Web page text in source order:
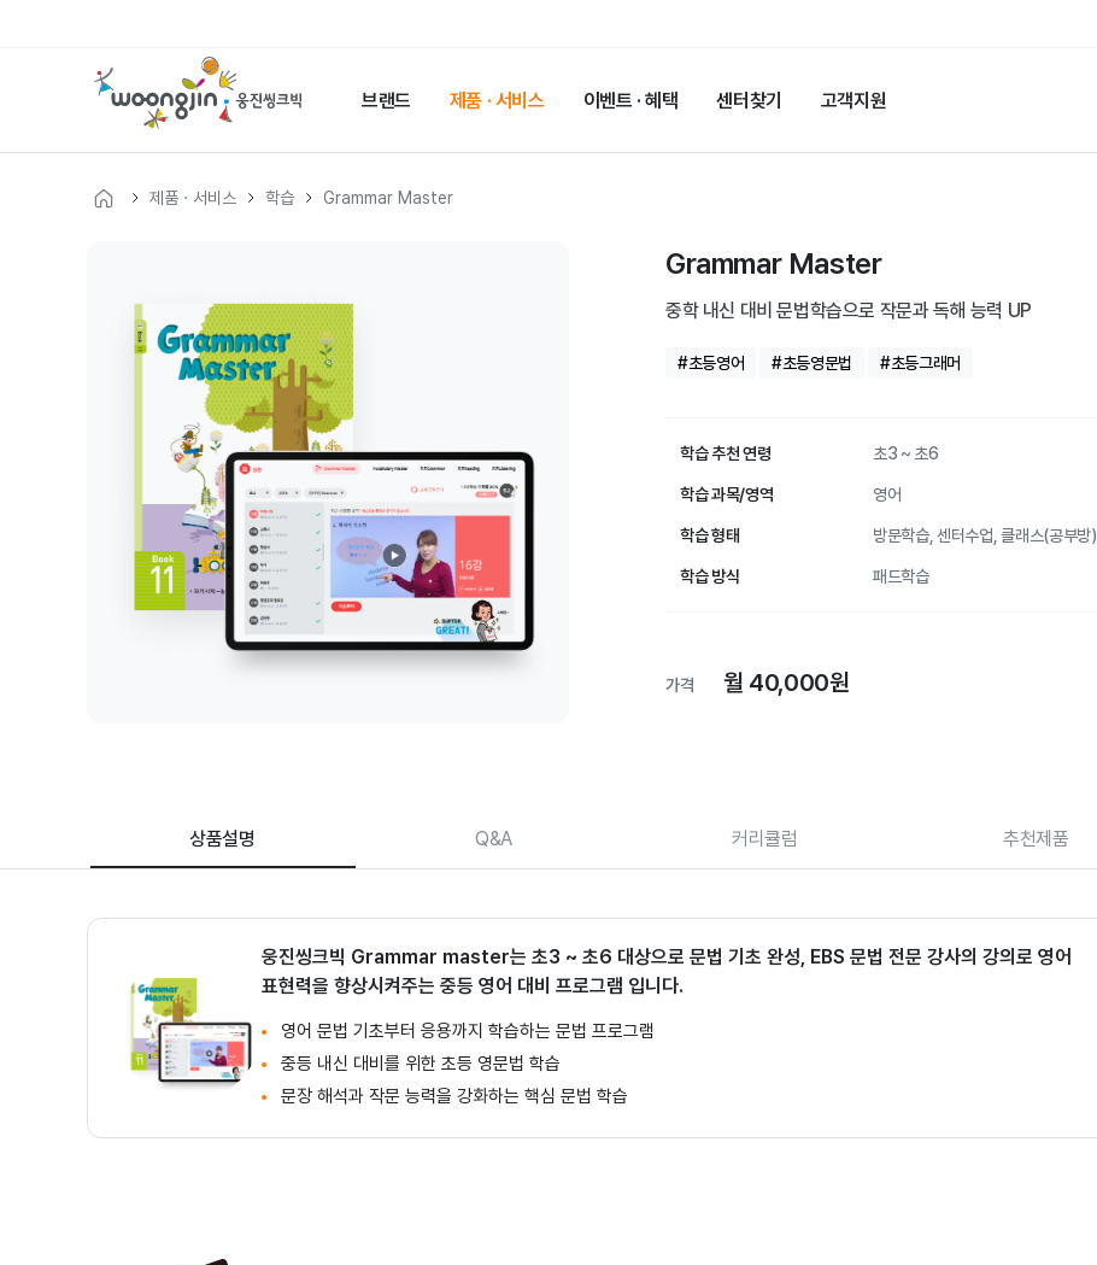
웅
진
크
빅
메
브랜드 제품 · 서비스 이벤트 · 혜택 센터찾기 고객지원
제품 · 서비스 학습 Grammar Master
Grammar Master
중학 내신 대비 문법학습으로 작문과 독해 능력 UP
#초등영어 #초등영문법 #초등그래머
학습 추천 연령 초3 ~ 초6
학습 과목/영역 영어
학습 형태 방문학습, 센터수업, 클래스(공부방)
학습 방식 패드학습
가격 월 40,000원
상품설명 Q&A 커리큘럼 추천제품
Grammar Master | 영어 학습
상품 핵심 요약
웅진씽크빅 Grammar master는 초3 ~ 초6 대상으로 문법 기초 완성, EBS 문법 전문 강사의 강의로 영어
표현력을 향상시켜주는 중등 영어 대비 프로그램 입니다.
영어 문법 기초부터 응용까지 학습하는 문법 프로그램
중등 내신 대비를 위한 초등 영문법 학습
문장 해석과 작문 능력을 강화하는 핵심 문법 학습